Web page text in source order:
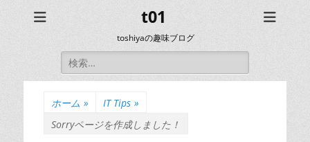
t01
toshiyaの趣味ブログ
検
索:
ホーム » IT Tips »
Sorryページを作成しました！